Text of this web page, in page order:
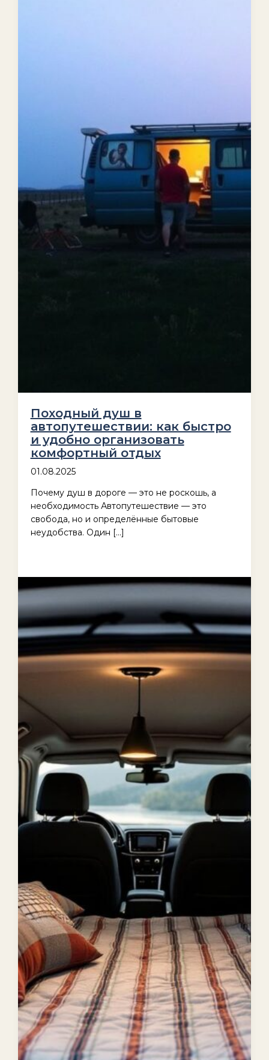
Походный душ в
автопутешествии: как быстро
и удобно организовать
комфортный отдых
01.08.2025
Почему душ в дороге — это не роскошь, а
необходимость Автопутешествие — это
свобода, но и определённые бытовые
неудобства. Один […]